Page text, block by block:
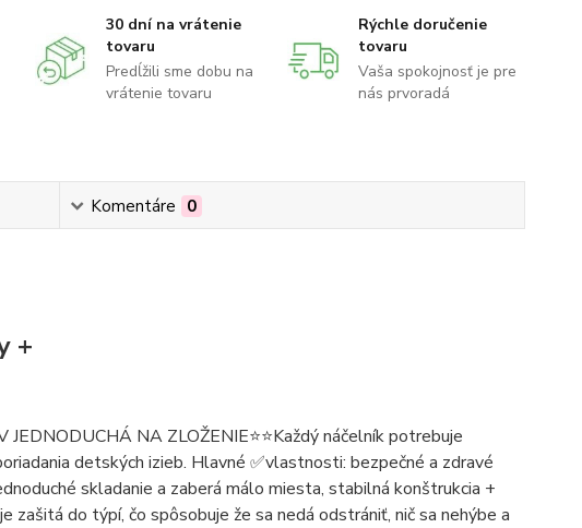
30 dní na vrátenie
tovaru
Predĺžili sme dobu na
vrátenie tovaru
Rýchle doručenie
tovaru
Vaša spokojnosť je pre
nás prvoradá
Komentáre 0
+
NA ZLOŽENIE⭐️⭐️Každý náčelník potrebuje
detských izieb. Hlavné ✅vlastnosti: bezpečné a zdravé
skladanie a zaberá málo miesta, stabilná konštrukcia +
zašitá do týpí, čo spôsobuje že sa nedá odstrániť, nič sa nehýbe a